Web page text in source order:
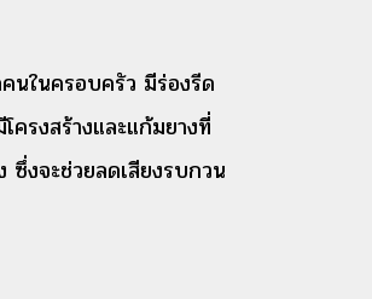
นในครอบครัว มีร่องรีด
รงสร้างและแก้มยางที่
งจะช่วยลดเสียงรบกวน